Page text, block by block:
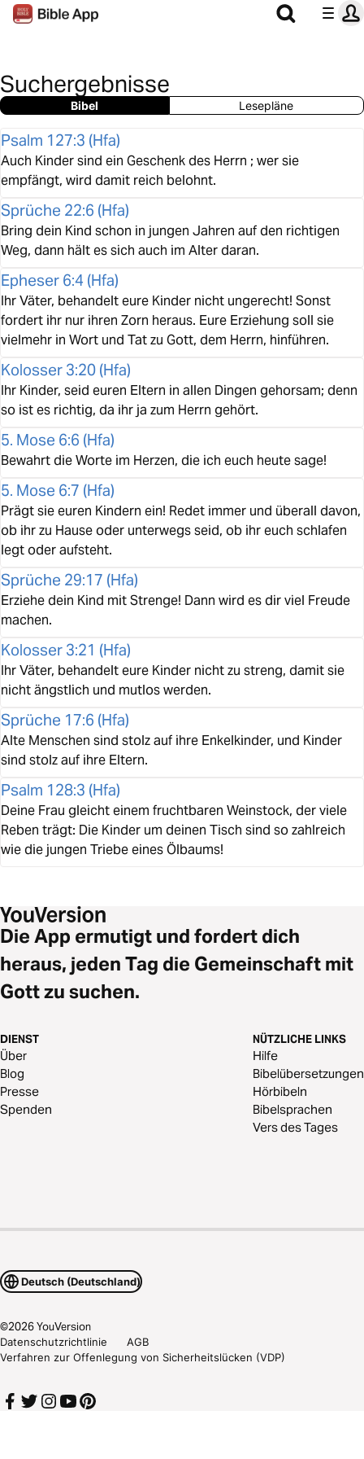
Suchergebnisse
Bibel Lesepläne
Psalm 127:3 (Hfa)
Auch Kinder sind ein Geschenk des Herrn ; wer sie
empfängt, wird damit reich belohnt.
Sprüche 22:6 (Hfa)
Bring dein Kind schon in jungen Jahren auf den richtigen
Weg, dann hält es sich auch im Alter daran.
Epheser 6:4 (Hfa)
Ihr Väter, behandelt eure Kinder nicht ungerecht! Sonst
fordert ihr nur ihren Zorn heraus. Eure Erziehung soll sie
vielmehr in Wort und Tat zu Gott, dem Herrn, hinführen.
Kolosser 3:20 (Hfa)
Ihr Kinder, seid euren Eltern in allen Dingen gehorsam; denn
so ist es richtig, da ihr ja zum Herrn gehört.
5. Mose 6:6 (Hfa)
Bewahrt die Worte im Herzen, die ich euch heute sage!
5. Mose 6:7 (Hfa)
Prägt sie euren Kindern ein! Redet immer und überall davon,
ob ihr zu Hause oder unterwegs seid, ob ihr euch schlafen
legt oder aufsteht.
Sprüche 29:17 (Hfa)
Erziehe dein Kind mit Strenge! Dann wird es dir viel Freude
machen.
Kolosser 3:21 (Hfa)
Ihr Väter, behandelt eure Kinder nicht zu streng, damit sie
nicht ängstlich und mutlos werden.
Sprüche 17:6 (Hfa)
Alte Menschen sind stolz auf ihre Enkelkinder, und Kinder
sind stolz auf ihre Eltern.
Psalm 128:3 (Hfa)
Deine Frau gleicht einem fruchtbaren Weinstock, der viele
Reben trägt: Die Kinder um deinen Tisch sind so zahlreich
wie die jungen Triebe eines Ölbaums!
Die App ermutigt und fordert dich
heraus, jeden Tag die Gemeinschaft mit
Gott zu suchen.
DIENST
Über
Blog
Presse
Spenden
NÜTZLICHE LINKS
Hilfe
Bibelübersetzungen
Hörbibeln
Bibelsprachen
Vers des Tages
Deutsch (Deutschland)
©2026YouVersion
Datenschutzrichtlinie
AGB
Verfahren zur Offenlegung von Sicherheitslücken (VDP)